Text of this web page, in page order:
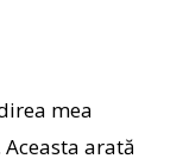
mea
arată